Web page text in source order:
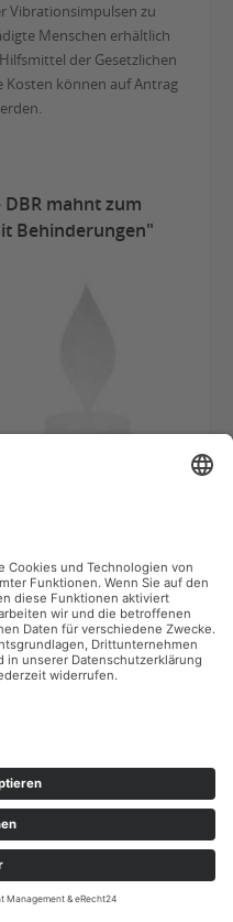
Vibrationsimpulsen zu
Menschen erhältlich
der Gesetzlichen
Kosten können auf Antrag
mahnt zum
Behinderungen"
hat anlässlich des
am 27.
gegen Menschen
Erkrankungen erinnert.
ermordet oder
zentralen Gedenken in
historischen Ort der
vor wachsender